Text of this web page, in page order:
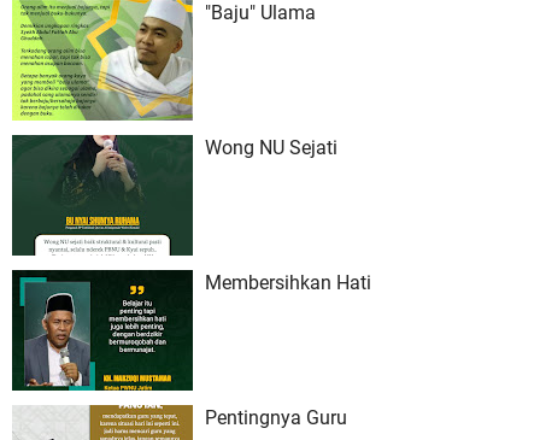
"Baju" Ulama
Wong NU Sejati
Membersihkan Hati
Pentingnya Guru